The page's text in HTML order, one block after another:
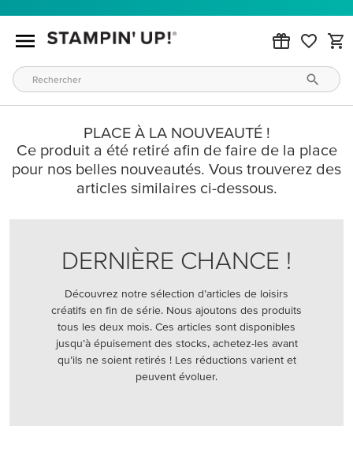
PLACE À LA NOUVEAUTÉ !
Ce produit a été retiré afin de faire de la place
pour nos belles nouveautés. Vous trouverez des
articles similaires ci-dessous.
DERNIÈRE CHANCE !
Découvrez notre sélection d’articles de loisirs
créatifs en fin de série. Nous ajoutons des produits
tous les deux mois. Ces articles sont disponibles
jusqu’à épuisement des stocks, achetez-les avant
qu’ils ne soient retirés ! Les réductions varient et
peuvent évoluer.